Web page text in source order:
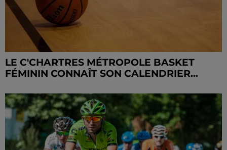
LE C'CHARTRES MÉTROPOLE BASKET
FÉMININ CONNAÎT SON CALENDRIER...